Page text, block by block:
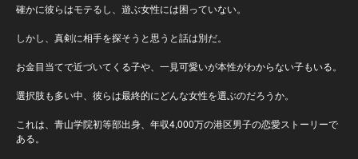
確かに彼らはモテるし、遊ぶ女性には困っていない。
しかし、真剣に相手を探そうと思うと話は別だ。
お金目当てで近づいてくる子や、一見可愛いが本性がわからない子もいる。
選択肢も多い中、彼らは最終的にどんな女性を選ぶのだろうか。
これは、青山学院初等部出身、年収4,000万の港区男子の恋愛ストーリーで
ある。